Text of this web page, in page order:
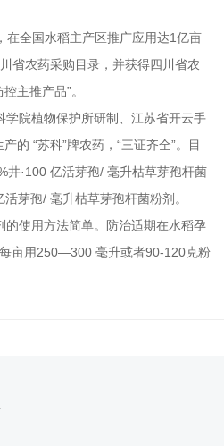
在全国水稻主产区推广应用达1亿亩
省农药采购目录，并获得四川省农
主推产品”。
学院植物保护所研制、江苏省开云手
的 “苏科”牌农药，“三证齐全”。目
井·100 亿活芽孢/ 毫升枯草芽孢杆菌
芽孢/ 毫升枯草芽孢杆菌粉剂。
的使用方法简单。防治适期在水稻孕
亩用250—300 毫升或者90-120克粉